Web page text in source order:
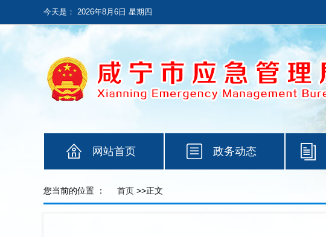
今天是： 2026年8月6日 星期四
网站首页 政务动态
您当前的位置 ： 首页 >>正文